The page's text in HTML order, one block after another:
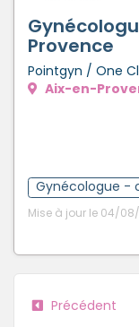
Provence
Pointgyn / One
Aix-en-
Gynécologue -
Mise à jour le 04/
Précédent